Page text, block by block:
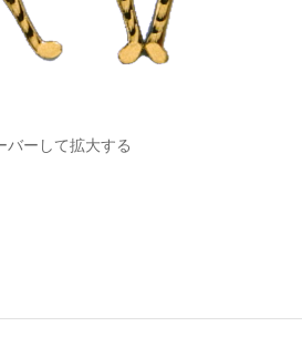
バーして拡大する